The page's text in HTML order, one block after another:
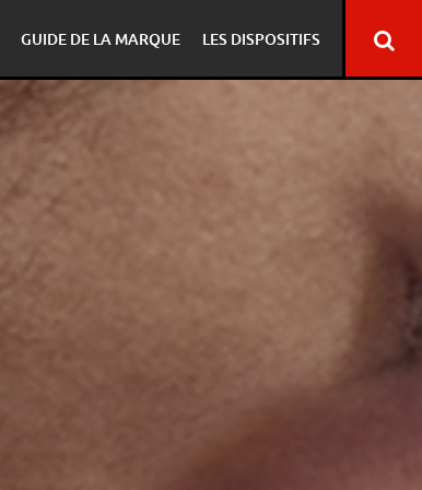
GUIDE DE LA MARQUE LES DISPOSITIFS